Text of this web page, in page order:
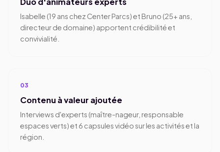
Isabelle (19 ans chez Center Parcs) et Bruno (25+ ans,
directeur de domaine) apportent crédibilité et
convivialité.
03
Contenu à valeur ajoutée
Interviews d'experts (maître-nageur, responsable
espaces verts) et 6 capsules vidéo sur les activités et la
région.